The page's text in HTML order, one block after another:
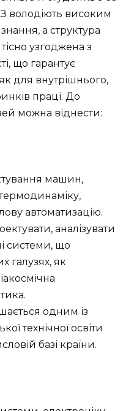
володіють високим
а структура
узгоджена з
що гарантує
для внутрішнього,
праці. До
можна віднести:
машин,
автоматизацію.
аналізувати
системи, що
галузях, як
одним із
технічної освіти
базі країни.